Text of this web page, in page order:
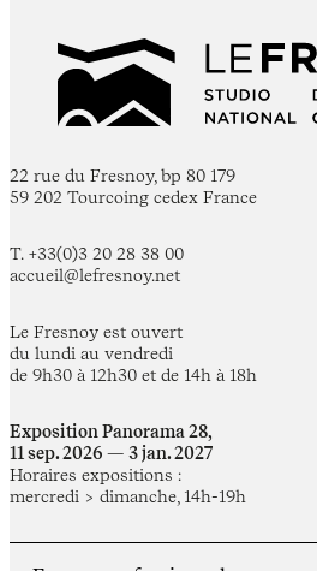
22 rue du Fresnoy, bp 80 179
59 202 Tourcoing cedex France
T. +33(0)3 20 28 38 00
accueil@lefresnoy.net
Le Fresnoy est ouvert
du lundi au vendredi
de 9h30 à 12h30 et de 14h à 18h
Exposition Panorama 28,
11 sep. 2026 — 3 jan. 2027
Horaires expositions :
mercredi > dimanche, 14h-19h